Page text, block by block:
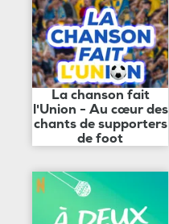
La chanson fait
l'Union - Au cœur des
chants de supporters
de foot